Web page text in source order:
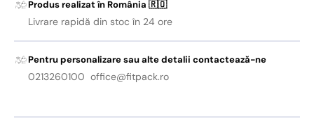
ușor
Produs realizat în România 🇷🇴
Livrare rapidă din stoc în 24 ore
Pentru personalizare sau alte detalii contactează-ne
0213260100 office@fitpack.ro